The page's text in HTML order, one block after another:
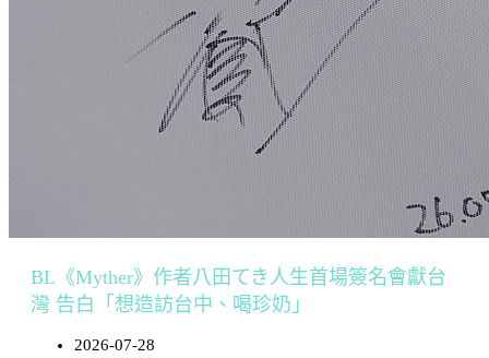
BL《Myther》作者八田てき人生首場簽名會獻台
灣 告白「想造訪台中、喝珍奶」
2026-07-28